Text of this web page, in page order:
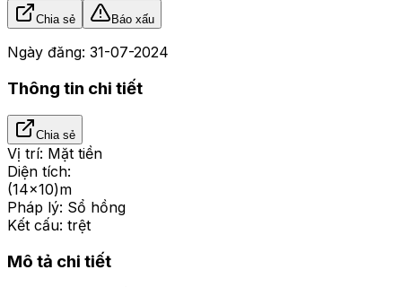
Chia sẻ Báo xấu
Ngày đăng: 31-07-2024
Thông tin chi tiết
Chia sẻ
Vị trí: Mặt tiền
Diện tích:
(14x10)m
Pháp lý: Sổ hồng
Kết cấu: trệt
Mô tả chi tiết